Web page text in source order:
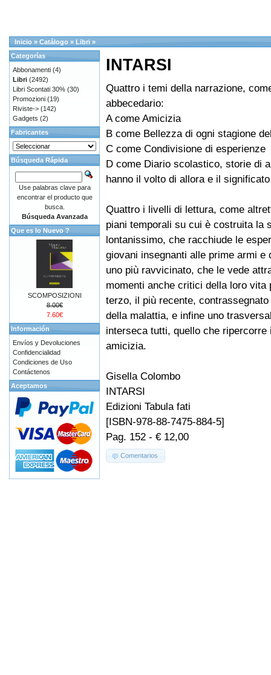
Inicio » Catálogo » Libri »
INTARSI
Quattro i temi della narrazione,
abbecedario:
A come Amicizia
B come Bellezza di ogni stagione
C come Condivisione di esperienze
D come Diario scolastico, storie di
hanno il volto di allora e il
Quattro i livelli di lettura, come
piani temporali su cui è costruita la
lontanissimo, che racchiude le
giovani insegnanti alle prime armi e
uno più ravvicinato, che le vede
momenti anche critici della loro vita
terzo, il più recente,
della malattia, e infine uno
interseca tutti, quello che
amicizia.
Gisella Colombo
INTARSI
Edizioni Tabula fati
[ISBN-978-88-7475-884-5]
Pag. 152 - € 12,00
Comentarios
Categorías
Abbonamenti (4)
Libri (2492)
Libri Scontati 30% (30)
Promozioni (19)
Riviste-> (142)
Gadgets (2)
Fabricantes
Búsqueda Rápida
Use palabras clave para
encontrar el producto que
busca.
Búsqueda Avanzada
Que es lo Nuevo ?
SCOMPOSIZIONI
8.00€
7.60€
Información
Envíos y Devoluciones
Confidencialidad
Condiciones de Uso
Contáctenos
Aceptamos